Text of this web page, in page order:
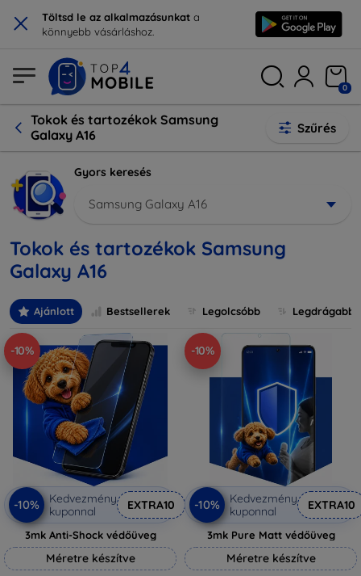
× Töltsd le az alkalmazásunkat a
könnyebb vásárláshoz.
0
Tokok és tartozékok Samsung
Galaxy A16
Szűrés
Gyors keresés
Samsung Galaxy A16
Tokok és tartozékok Samsung
Galaxy A16
Ajánlott Bestsellerek Legolcsóbb Legdrágabb
-10%
-10%
Kedvezmény
kuponnal
EXTRA10
3mk Anti-Shock védőüveg
Méretre készítve
-10%
-10%
Kedvezmény
kuponnal
EXTRA10
3mk Pure Matt védőüveg
Méretre készítve